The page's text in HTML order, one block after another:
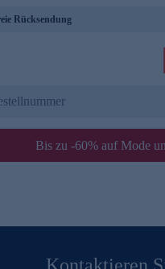
Rücksendung
Bis zu -60% auf Mode